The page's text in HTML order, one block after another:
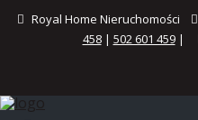
Royal Home Nieruchomości
458| 502 601 459|